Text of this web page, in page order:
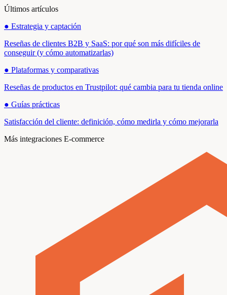
Últimos artículos
● Estrategia y captación
Reseñas de clientes B2B y SaaS: por qué son más difíciles de
conseguir (y cómo automatizarlas)
● Plataformas y comparativas
Reseñas de productos en Trustpilot: qué cambia para tu tienda online
● Guías prácticas
Satisfacción del cliente: definición, cómo medirla y cómo mejorarla
Más integraciones E-commerce